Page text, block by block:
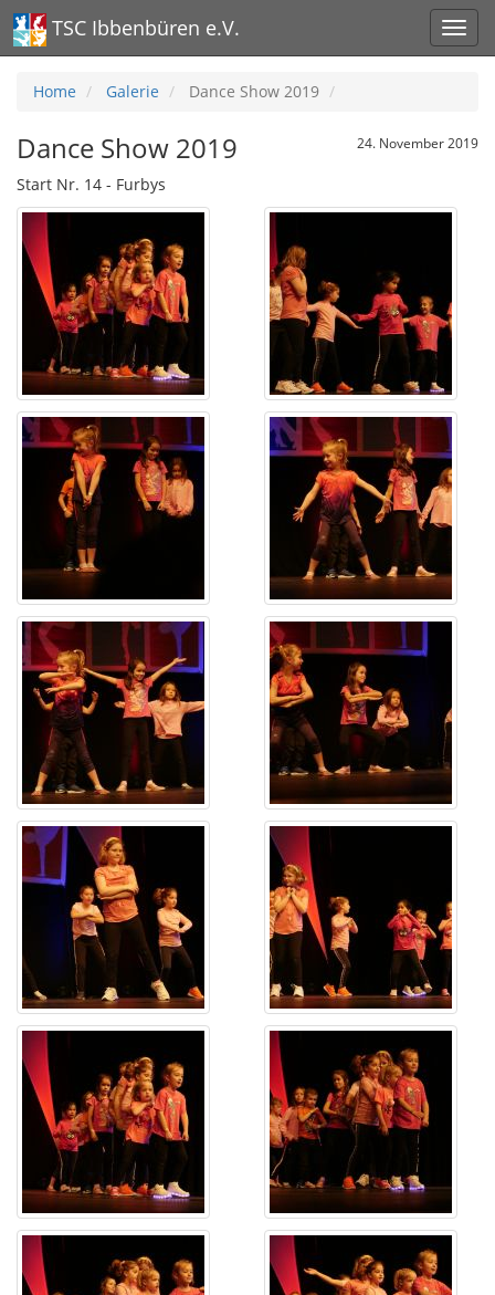
TSC Ibbenbüren e.V.
Home Galerie Dance Show 2019
24. November 2019
Dance Show 2019
Start Nr. 14 - Furbys